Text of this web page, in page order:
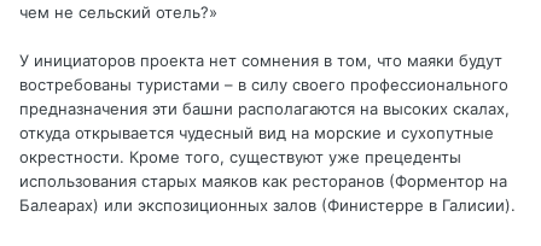
чем не сельский отель?»
У инициаторов проекта нет сомнения в том, что маяки будут
востребованы туристами – в силу своего профессионального
предназначения эти башни располагаются на высоких скалах,
откуда открывается чудесный вид на морские и сухопутные
окрестности. Кроме того, существуют уже прецеденты
использования старых маяков как ресторанов (Форментор на
Балеарах) или экспозиционных залов (Финистерре в Галисии).